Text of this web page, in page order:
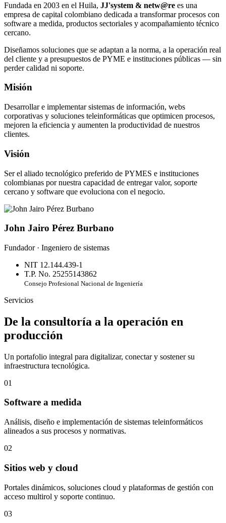
Fundada en 2003 en el Huila, JJ'system & netw@re es una
empresa de capital colombiano dedicada a transformar procesos con
software a medida, productos sectoriales y acompañamiento técnico
cercano.
Diseñamos soluciones que se adaptan a la norma, a la operación real
del cliente y a presupuestos de PYME e instituciones públicas — sin
perder calidad ni soporte.
Misión
Desarrollar e implementar sistemas de información, webs
corporativas y soluciones teleinformáticas que optimicen procesos,
mejoren la eficiencia y aumenten la productividad de nuestros
clientes.
Visión
Ser el aliado tecnológico preferido de PYMES e instituciones
colombianas por nuestra capacidad de entregar valor, soporte
cercano y software que evoluciona con el negocio.
John Jairo Pérez Burbano
Fundador · Ingeniero de sistemas
NIT 12.144.439-1
T.P. No. 25255143862
Consejo Profesional Nacional de Ingeniería
Servicios
De la consultoría a la operación en
producción
Un portafolio integral para digitalizar, conectar y sostener su
infraestructura tecnológica.
01
Software a medida
Análisis, diseño e implementación de sistemas teleinformáticos
alineados a sus procesos y normativas.
02
Sitios web y cloud
Portales dinámicos, soluciones cloud y plataformas de gestión con
acceso multirol y soporte continuo.
03